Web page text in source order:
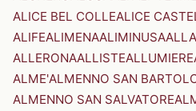
ALICE BEL COLLEALICE
ALIFEALIMENAALIMINUSA
ALLERONAALLISTEALLUMIERE
ALME'ALMENNO SAN
ALMENNO SAN SALVATORE